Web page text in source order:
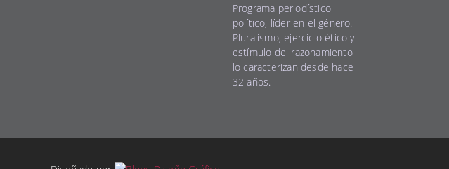
Programa periodístico
político, líder en el género.
Pluralismo, ejercicio ético y
estímulo del razonamiento
lo caracterizan desde hace
32 años.